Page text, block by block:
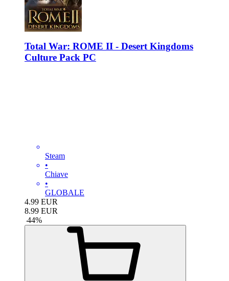
Total War: ROME II - Desert Kingdoms
Culture Pack PC
Steam
•
Chiave
•
GLOBALE
4.99 EUR
8.99 EUR
-44%